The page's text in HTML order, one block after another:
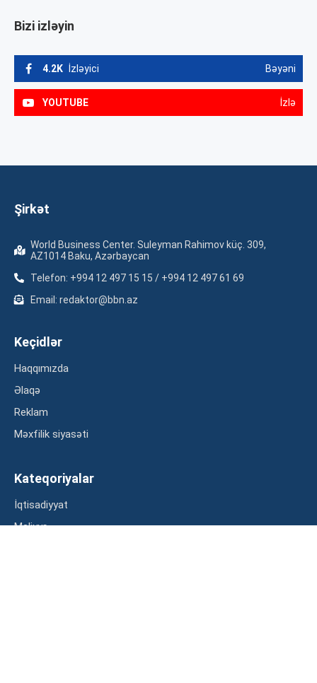
Bizi izləyin
4.2K İzləyici Bəyəni
YOUTUBE İzlə
Şirkət
World Business Center. Suleyman Rahimov küç. 309,
AZ1014 Baku, Azərbaycan
Telefon: +994 12 497 15 15 / +994 12 497 61 69
Email: redaktor@bbn.az
Keçidlər
Haqqımızda
Əlaqə
Reklam
Məxfilik siyasəti
Kateqoriyalar
İqtisadiyyat
Maliyyə